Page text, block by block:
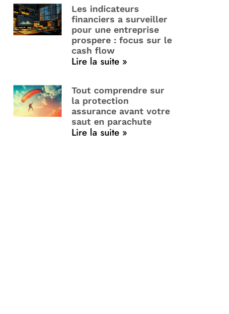
Les indicateurs
financiers a surveiller
pour une entreprise
prospere : focus sur le
cash flow
Lire la suite »
Tout comprendre sur
la protection
assurance avant votre
saut en parachute
Lire la suite »